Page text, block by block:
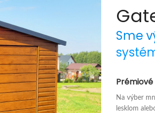
Sme
Na výber
lesklom